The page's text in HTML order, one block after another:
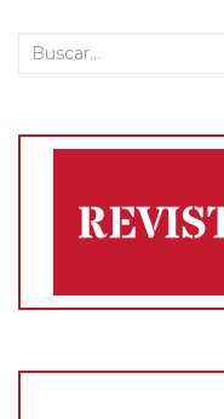
Buscar: